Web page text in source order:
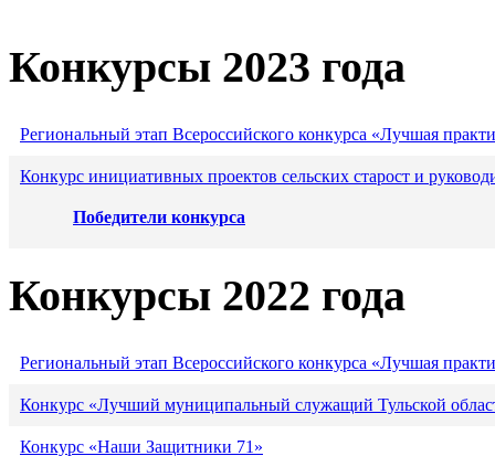
Конкурсы 2023 года
Региональный этап Всероссийского конкурса «Лучшая
Конкурс инициативных проектов сельских старост и
Победители конкурса
Конкурсы 2022 года
Региональный этап Всероссийского конкурса «Лучшая
Конкурс «Лучший муниципальный служащий Тульской
Конкурс «Наши Защитники 71»